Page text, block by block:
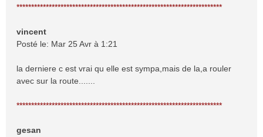
**********************************************************************
vincent
Posté le: Mar 25 Avr à 1:21
la derniere c est vrai qu elle est sympa,mais de la,a rouler
avec sur la route.......
**********************************************************************
gesan